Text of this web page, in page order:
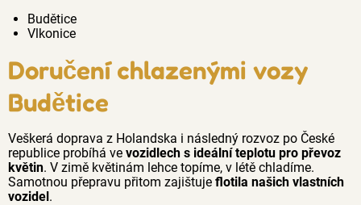
Budětice
Vlkonice
Doručení chlazenými vozy
Budětice
Veškerá doprava z Holandska i následný rozvoz po České
republice probíhá ve vozidlech s ideální teplotu pro převoz
květin. V zimě květinám lehce topíme, v létě chladíme.
Samotnou přepravu přitom zajištuje flotila našich vlastních
vozidel.